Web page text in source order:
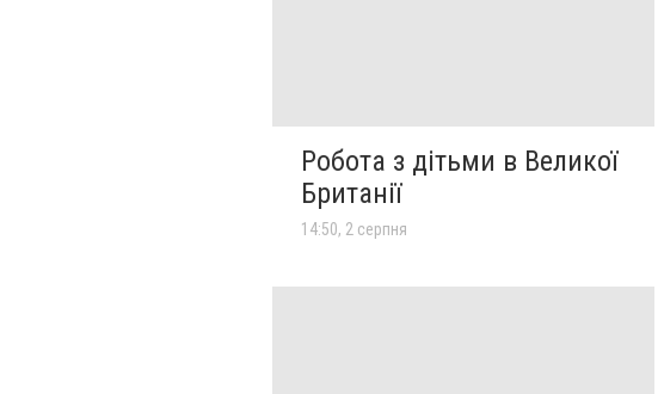
Робота з дітьми в Великої
Британії
14:50, 2 серпня